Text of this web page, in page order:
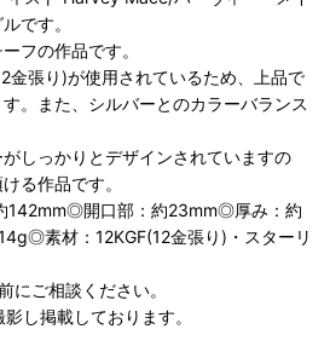
です。
フの作品です。
金張り)が使用されているため、上品で
。また、シルバーとのカラーバランス
しっかりとデザインされていますの
る作品です。
開口部：約23mm◎厚み：約
素材：12KGF(12金張り)・スターリ
にご相談ください。
し掲載しております。